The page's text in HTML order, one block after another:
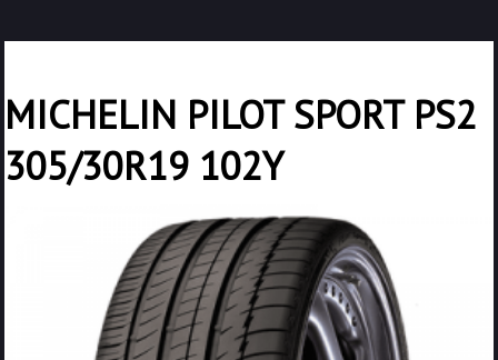
MICHELIN PILOT SPORT PS2
305/30R19 102Y